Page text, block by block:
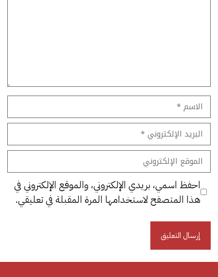
الاسم
البريد
الإلكتروني
الموقع
الإلكتروني
احفظ اسمي، بريدي الإلكتروني، والموقع الإلكتروني في
هذا المتصفح لاستخدامها المرة المقبلة في تعليقي.